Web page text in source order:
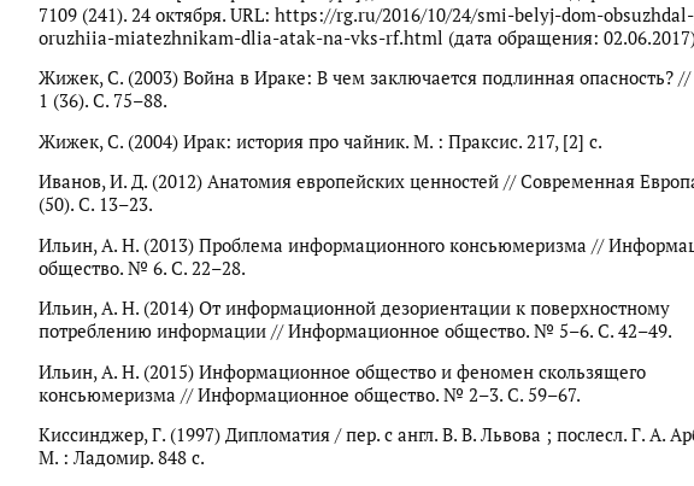
7109 (241). 24 октября. URL: https://rg.ru/2016/10/24/smi-belyj-dom-
oruzhiia-miatezhnikam-dlia-atak-na-vks-rf.html (дата обращения:
Жижек, С. (2003) Война в Ираке: В чем заключается подлинная опасность?
1 (36). С. 75–88.
Жижек, С. (2004) Ирак: история про чайник. М. : Праксис. 217, [2] с.
Иванов, И. Д. (2012) Анатомия европейских ценностей // Современная
(50). С. 13–23.
Ильин, А. Н. (2013) Проблема информационного консьюмеризма //
общество. № 6. С. 22–28.
Ильин, А. Н. (2014) От информационной дезориентации к поверхностному
потреблению информации // Информационное общество. № 5–6. С. 42–49.
Ильин, А. Н. (2015) Информационное общество и феномен скользящего
консьюмеризма // Информационное общество. № 2–3. С. 59–67.
Киссинджер, Г. (1997) Дипломатия / пер. с англ. В. В. Львова ; послесл. Г. А.
М. : Ладомир. 848 с.